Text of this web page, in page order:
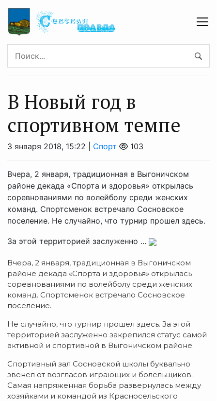
В Новый год в
спортивном темпе
3 января 2018, 15:22 | Спорт 103
Вчера, 2 января, традиционная в Выгоничском
районе декада «Спорта и здоровья» открылась
соревнованиями по волейболу среди женских
команд. Спортсменок встречало Сосновское
поселение. Не случайно, что турнир прошел здесь.
За этой территорией заслуженно ...
Вчера, 2 января, традиционная в Выгоничском
районе декада «Спорта и здоровья» открылась
соревнованиями по волейболу среди женских
команд. Спортсменок встречало Сосновское
поселение.
Не случайно, что турнир прошел здесь. За этой
территорией заслуженно закрепился статус самой
активной и спортивной в Выгоничском районе.
Спортивный зал Сосновской школы буквально
звенел от возгласов играющих и болельщиков.
Самая напряженная борьба развернулась между
хозяйками и командой из Красносельского